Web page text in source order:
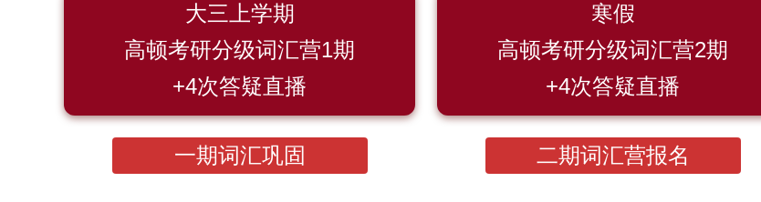
大三上学期
高顿考研分级词汇营1期
+4次答疑直播
一期词汇巩固
寒假
高顿考研分级词汇营2期
+4次答疑直播
二期词汇营报名